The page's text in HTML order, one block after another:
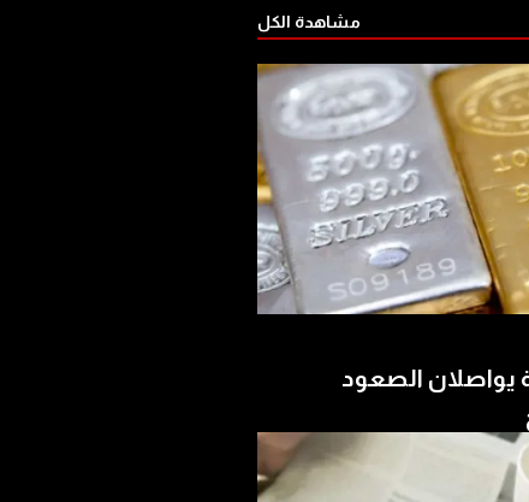
مشاهدة الكل
يواصلان الصعود